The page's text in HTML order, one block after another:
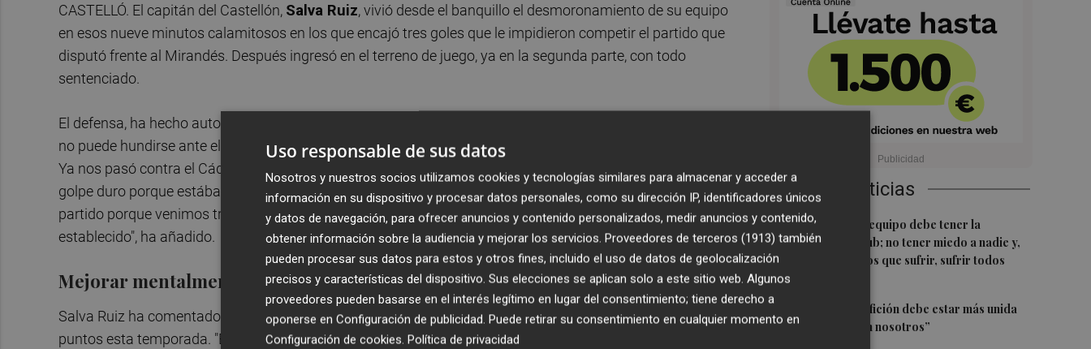
Últimas Noticias
1Luís Castro: "El equipo debe tener la
identidad del club; no tener miedo a nadie y,
cuando tengamos que sufrir, sufrir todos
juntos”
2
Diakhaby: “La afición debe estar más unida
con el club y con nosotros”
CASTELLÓ. El capitán del Castellón, Salva Ruiz, vivió desde el banquillo el desmoronamiento de su equipo
en esos nueve minutos calamitosos en los que encajó tres goles que le impidieron competir el partido que
disputó frente al Mirandés. Después ingresó en el terreno de juego, ya en la segunda parte, con todo
sentenciado.
El defensa, ha hecho autocrítica reconociendo que estas desconexiones no se deben repetir y que el equipo
no puede hundirse ante el primer golpe. "Han sido diez minutos muy malos y es algo que no puede ocurrir.
Ya nos pasó contra el Cádiz y debemos aprender de esos errores", ha señalado. "Es verdad que el 0-1 es un
golpe duro porque estábamos haciendo un buen partido, pero no puede ser que un gol nos cambie todo el
partido porque venimos trabajando bien durante la semana y hay que seguir concentrados y con el plan
establecido", ha añadido.
Mejorar mentalmente
Salva Ruiz ha comentado la necesidad de mejorar mentalmente, ya que esas lagunas le están costando
puntos esta temporada. "Es lo que más debemos corregir. La semana pasada contra el Córdoba también
Uso responsable de sus datos
Nosotros y nuestros socios utilizamos cookies y tecnologías similares para almacenar y acceder a
información en su dispositivo y procesar datos personales, como su dirección IP, identificadores únicos
y datos de navegación, para ofrecer anuncios y contenido personalizados, medir anuncios y contenido,
obtener información sobre la audiencia y mejorar los servicios. Proveedores de terceros (1913) también
pueden procesar sus datos para estos y otros fines, incluido el uso de datos de geolocalización
precisos y características del dispositivo. Sus elecciones se aplican solo a este sitio web. Algunos
proveedores pueden basarse en el interés legítimo en lugar del consentimiento; tiene derecho a
oponerse en Configuración de publicidad. Puede retirar su consentimiento en cualquier momento en
Configuración de cookies. Política de privacidad